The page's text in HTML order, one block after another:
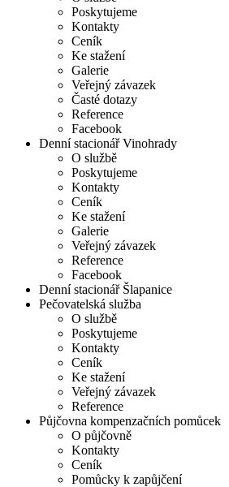
Poskytujeme
Kontakty
Ceník
Ke stažení
Galerie
Veřejný závazek
Časté dotazy
Reference
Facebook
Denní stacionář Vinohrady
O službě
Poskytujeme
Kontakty
Ceník
Ke stažení
Galerie
Veřejný závazek
Reference
Facebook
Denní stacionář Šlapanice
Pečovatelská služba
O službě
Poskytujeme
Kontakty
Ceník
Ke stažení
Veřejný závazek
Reference
Půjčovna kompenzačních pomůcek
O půjčovně
Kontakty
Ceník
Pomůcky k zapůjčení